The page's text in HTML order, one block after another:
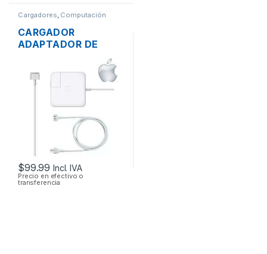
Cargadores, Computación
CARGADOR
ADAPTADOR DE
LAPTOP MAC APPLE
MAGSAFE 2 16.5V
ORIGINAL + CABLE
DE PODER
$99.99 Incl. IVA
Precio en efectivo o
transferencia